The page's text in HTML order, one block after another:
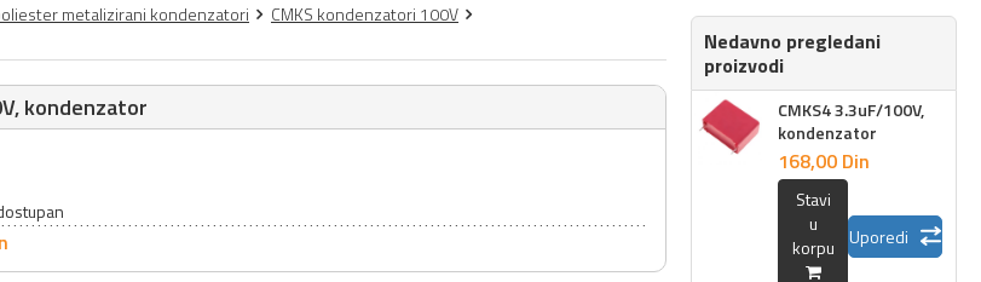
metalizirani kondenzatori
CMKS kondenzatori 100V
kondenzator
Nedavno pregledani
proizvodi
CMKS4 3.3uF/100V,
kondenzator
168,00 Din
Stavi
u
korpu
Uporedi